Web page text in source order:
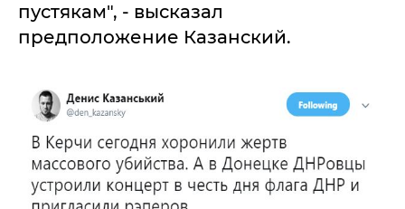
пустякам", - высказал
предположение Казанский.